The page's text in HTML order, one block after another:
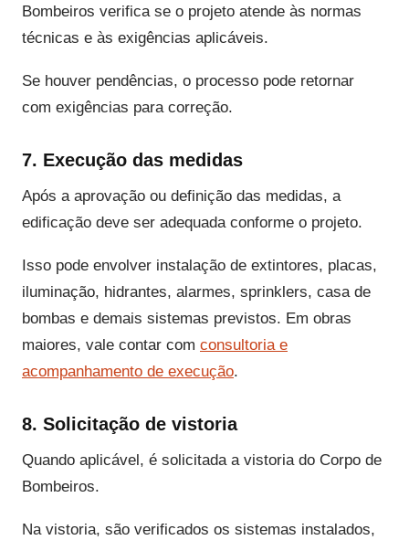
Bombeiros verifica se o projeto atende às normas
técnicas e às exigências aplicáveis.
Se houver pendências, o processo pode retornar
com exigências para correção.
7. Execução das medidas
Após a aprovação ou definição das medidas, a
edificação deve ser adequada conforme o projeto.
Isso pode envolver instalação de extintores, placas,
iluminação, hidrantes, alarmes, sprinklers, casa de
bombas e demais sistemas previstos. Em obras
maiores, vale contar com consultoria e
acompanhamento de execução.
8. Solicitação de vistoria
Quando aplicável, é solicitada a vistoria do Corpo de
Bombeiros.
Na vistoria, são verificados os sistemas instalados,